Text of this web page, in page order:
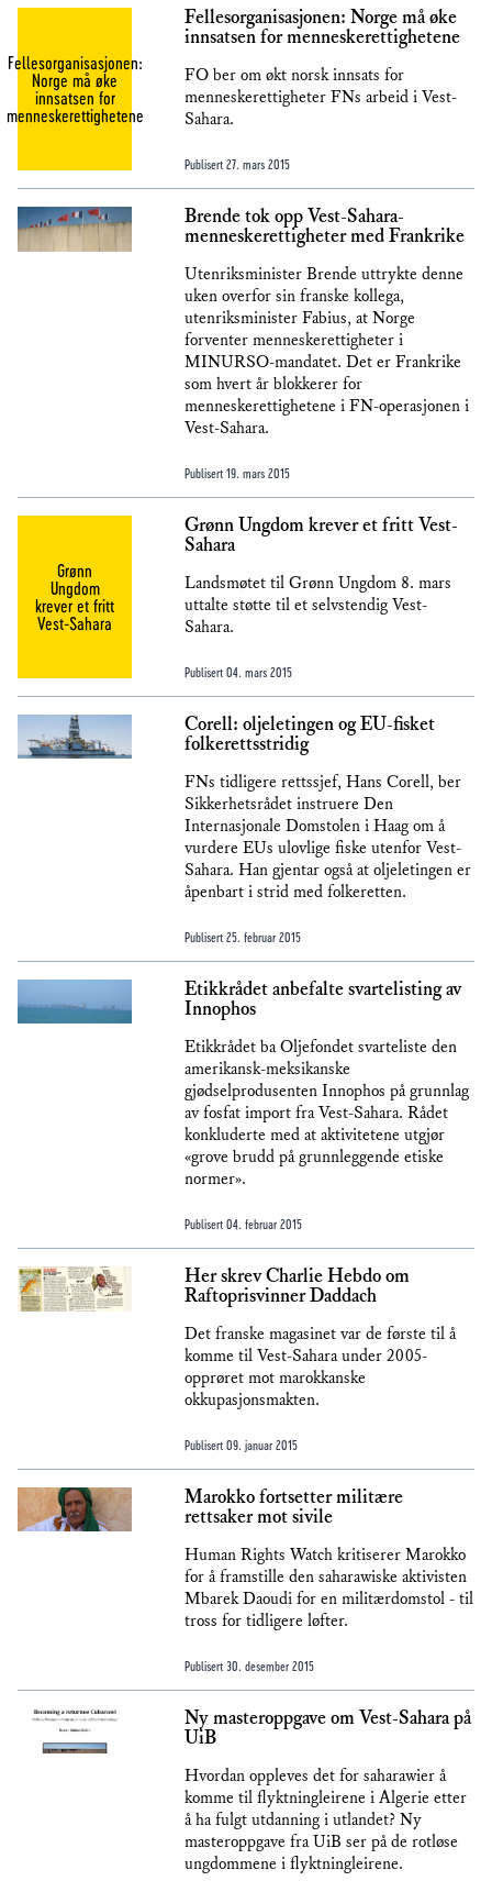
Fellesorganisasjonen:
Norge må øke
innsatsen for
menneskerettighetene
Fellesorganisasjonen: Norge må øke
innsatsen for menneskerettighetene
FO ber om økt norsk innsats for
menneskerettigheter FNs arbeid i Vest-
Sahara.
Publisert 27. mars 2015
Brende tok opp Vest-Sahara-
menneskerettigheter med Frankrike
Utenriksminister Brende uttrykte denne
uken overfor sin franske kollega,
utenriksminister Fabius, at Norge
forventer menneskerettigheter i
MINURSO-mandatet. Det er Frankrike
som hvert år blokkerer for
menneskerettighetene i FN-operasjonen i
Vest-Sahara.
Publisert 19. mars 2015
Grønn
Ungdom
krever et fritt
Vest-Sahara
Grønn Ungdom krever et fritt Vest-
Sahara
Landsmøtet til Grønn Ungdom 8. mars
uttalte støtte til et selvstendig Vest-
Sahara.
Publisert 04. mars 2015
Corell: oljeletingen og EU-fisket
folkerettsstridig
FNs tidligere rettssjef, Hans Corell, ber
Sikkerhetsrådet instruere Den
Internasjonale Domstolen i Haag om å
vurdere EUs ulovlige fiske utenfor Vest-
Sahara. Han gjentar også at oljeletingen er
åpenbart i strid med folkeretten.
Publisert 25. februar 2015
Etikkrådet anbefalte svartelisting av
Innophos
Etikkrådet ba Oljefondet svarteliste den
amerikansk-meksikanske
gjødselprodusenten Innophos på grunnlag
av fosfat import fra Vest-Sahara. Rådet
konkluderte med at aktivitetene utgjør
«grove brudd på grunnleggende etiske
normer».
Publisert 04. februar 2015
Her skrev Charlie Hebdo om
Raftoprisvinner Daddach
Det franske magasinet var de første til å
komme til Vest-Sahara under 2005-
opprøret mot marokkanske
okkupasjonsmakten.
Publisert 09. januar 2015
Marokko fortsetter militære
rettsaker mot sivile
Human Rights Watch kritiserer Marokko
for å framstille den saharawiske aktivisten
Mbarek Daoudi for en militærdomstol - til
tross for tidligere løfter.
Publisert 30. desember 2015
Ny masteroppgave om Vest-Sahara på
UiB
Hvordan oppleves det for saharawier å
komme til flyktningleirene i Algerie etter
å ha fulgt utdanning i utlandet? Ny
masteroppgave fra UiB ser på de rotløse
ungdommene i flyktningleirene.